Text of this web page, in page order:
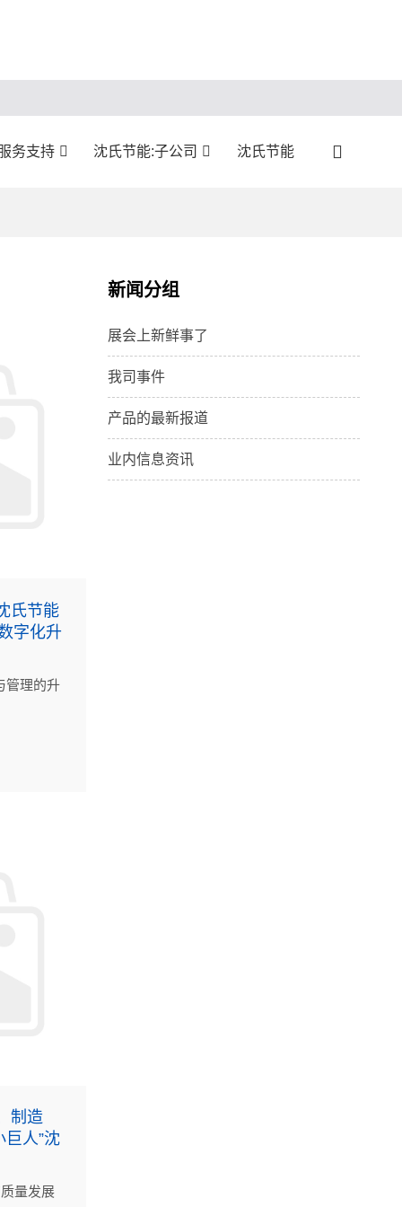
务支持 沈氏节能:子公司 沈氏节能
氏节能
字化升
管理的升
制造
巨人”沈
量发展
新闻分组
展会上新鲜事了
我司事件
产品的最新报道
业内信息资讯